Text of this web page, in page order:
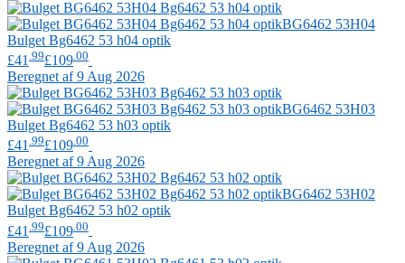
BG6462 53H04
Bulget Bg6462 53 h04 optik
£41 .99£109 .00
Beregnet af 9 Aug 2026
BG6462 53H03
Bulget Bg6462 53 h03 optik
£41.99£109.00
Beregnet af 9 Aug 2026
BG6462 53H02
BulgetBg6462 53 h02 optik
£41 .99£109 .00
Beregnet af 9 Aug 2026